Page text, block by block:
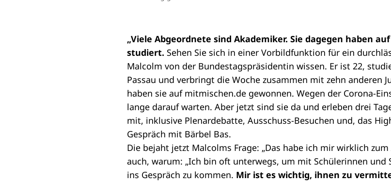
„Viele Abgeordnete sind Akademiker. Sie dagegen haben
studiert. Sehen Sie sich in einer Vorbildfunktion für ein
Malcolm von der Bundestagspräsidentin wissen. Er ist 22,
Passau und verbringt die Woche zusammen mit zehn anderen
haben sie auf mitmischen.de gewonnen. Wegen der Corona-
lange darauf warten. Aber jetzt sind sie da und erleben drei
mit, inklusive Plenardebatte, Ausschuss-Besuchen und, das
Gespräch mit Bärbel Bas.
Die bejaht jetzt Malcolms Frage: „Das habe ich mir wirklich
auch, warum: „Ich bin oft unterwegs, um mit Schülerinnen und
ins Gespräch zu kommen. Mir ist es wichtig, ihnen zu